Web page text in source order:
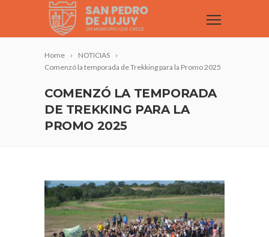
Home
NOTICIAS
Comenzó la temporada de Trekking para la Promo 2025
COMENZÓ LA TEMPORADA
DE TREKKING PARA LA
PROMO 2025